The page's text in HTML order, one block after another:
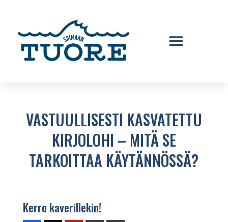
VASTUULLISESTI KASVATETTU
KIRJOLOHI – MITÄ SE
TARKOITTAA KÄYTÄNNÖSSÄ?
Kerro kaverillekin!